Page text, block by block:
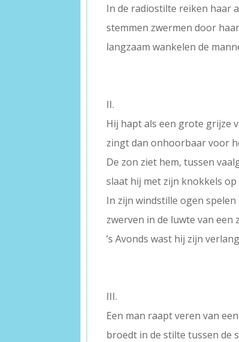
In de radiostilte reiken haar
stemmen zwermen door
langzaam wankelen de
II.
Hij hapt als een grote grijze
zingt dan onhoorbaar voor
De zon ziet hem, tussen
slaat hij met zijn knokkels
In zijn windstille ogen
zwerven in de luwte van een
’s Avonds wast hij zijn
III.
Een man raapt veren van
broedt in de stilte tussen de